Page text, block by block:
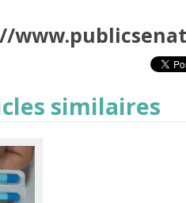
similaires